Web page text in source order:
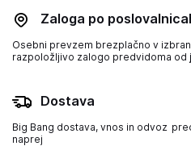
Zaloga po
Osebni prevzem brezplačno v
razpoložljivo zalogo predvidoma od
Dostava
Big Bang dostava, vnos in odvoz
naprej